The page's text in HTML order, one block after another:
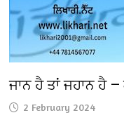
ਜਾਨ ਹੈ ਤਾਂ ਜਹਾਨ ਹੈ
2 February 2024